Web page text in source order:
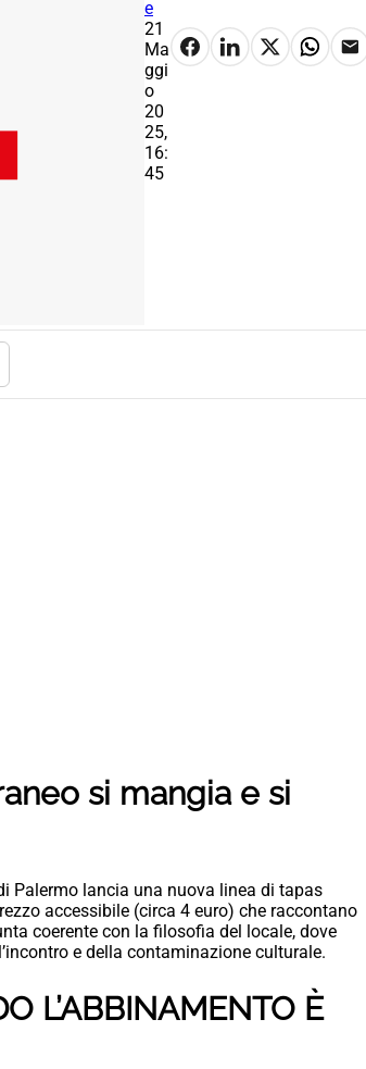
e
21
Ma
ggi
o
20
25,
16:
45
si mangia e si
Palermo lancia una nuova linea di tapas
accessibile (circa 4 euro) che raccontano
coerente con la filosofia del locale, dove
e della contaminazione culturale.
L’ABBINAMENTO È